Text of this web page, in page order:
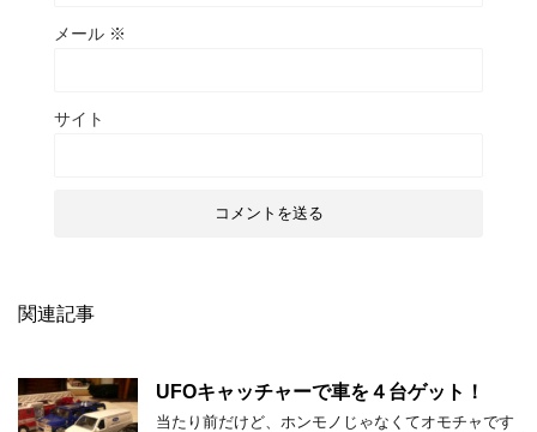
メール ※
サイト
関連記事
UFOキャッチャーで車を４台ゲット！
当たり前だけど、ホンモノじゃなくてオモチャです